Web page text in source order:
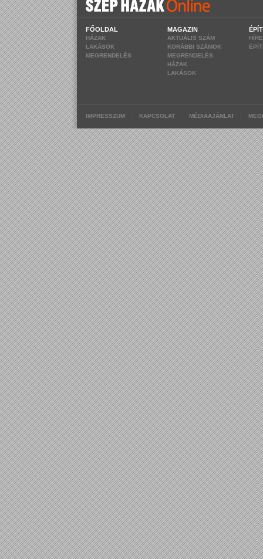
FŐOLDAL
HÁZAK
LAKÁSOK
MEGRENDELÉS
MAGAZIN
AKTUÁLIS SZÁM
KORÁBBI SZÁMOK
MEGRENDELÉS
HÁZAK
LAKÁSOK
IMPRESSZUM KAPCSOLAT MÉDIAAJÁNLAT